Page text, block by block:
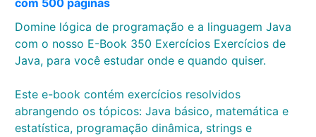
com 500 páginas
Domine lógica de programação e a linguagem Java
com o nosso E-Book 350 Exercícios Exercícios de
Java, para você estudar onde e quando quiser.
Este e-book contém exercícios resolvidos
abrangendo os tópicos: Java básico, matemática e
estatística, programação dinâmica, strings e